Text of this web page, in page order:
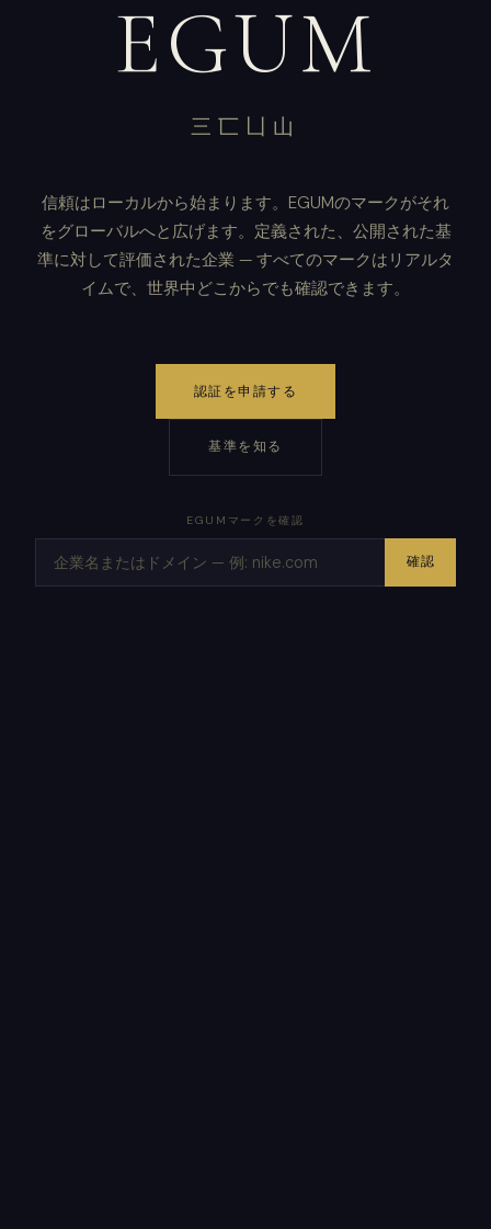
EGUM
三匸凵山
信頼はローカルから始まります。EGUMのマークがそれ
をグローバルへと広げます。定義された、公開された基
準に対して評価された企業 — すべてのマークはリアルタ
イムで、世界中どこからでも確認できます。
認証を申請する
基準を知る
EGUMマークを確認
確認